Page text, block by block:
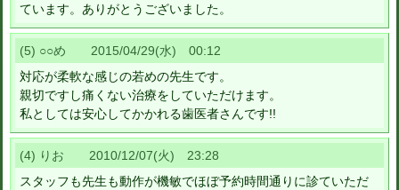
ています。ありがとうございました。
(5) ○○め 2015/04/29(水) 00:12
対応が柔軟な感じの若めの先生です。
親切ですし痛くない治療をしていただけます。
私としては安心してかかれる歯医者さんです!!
(4) りお 2010/12/07(火) 23:28
スタッフも先生も動作が機敏でほぼ予約時間通りに診ていただ